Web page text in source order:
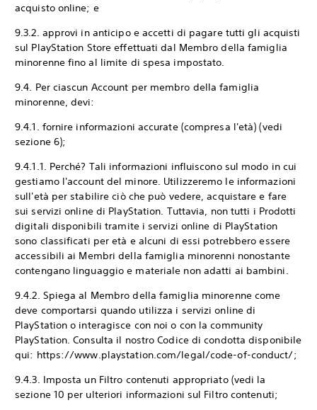
acquisto online; e
9.3.2. approvi in anticipo e accetti di pagare tutti gli acquisti
sul PlayStation Store effettuati dal Membro della famiglia
minorenne fino al limite di spesa impostato.
9.4. Per ciascun Account per membro della famiglia
minorenne, devi:
9.4.1. fornire informazioni accurate (compresa l'età) (vedi
sezione 6);
9.4.1.1. Perché? Tali informazioni influiscono sul modo in cui
gestiamo l'account del minore. Utilizzeremo le informazioni
sull'età per stabilire ciò che può vedere, acquistare e fare
sui servizi online di PlayStation. Tuttavia, non tutti i Prodotti
digitali disponibili tramite i servizi online di PlayStation
sono classificati per età e alcuni di essi potrebbero essere
accessibili ai Membri della famiglia minorenni nonostante
contengano linguaggio e materiale non adatti ai bambini.
9.4.2. Spiega al Membro della famiglia minorenne come
deve comportarsi quando utilizza i servizi online di
PlayStation o interagisce con noi o con la community
PlayStation. Consulta il nostro Codice di condotta disponibile
qui: https://www.playstation.com/legal/code-of-conduct/;
9.4.3. Imposta un Filtro contenuti appropriato (vedi la
sezione 10 per ulteriori informazioni sul Filtro contenuti;